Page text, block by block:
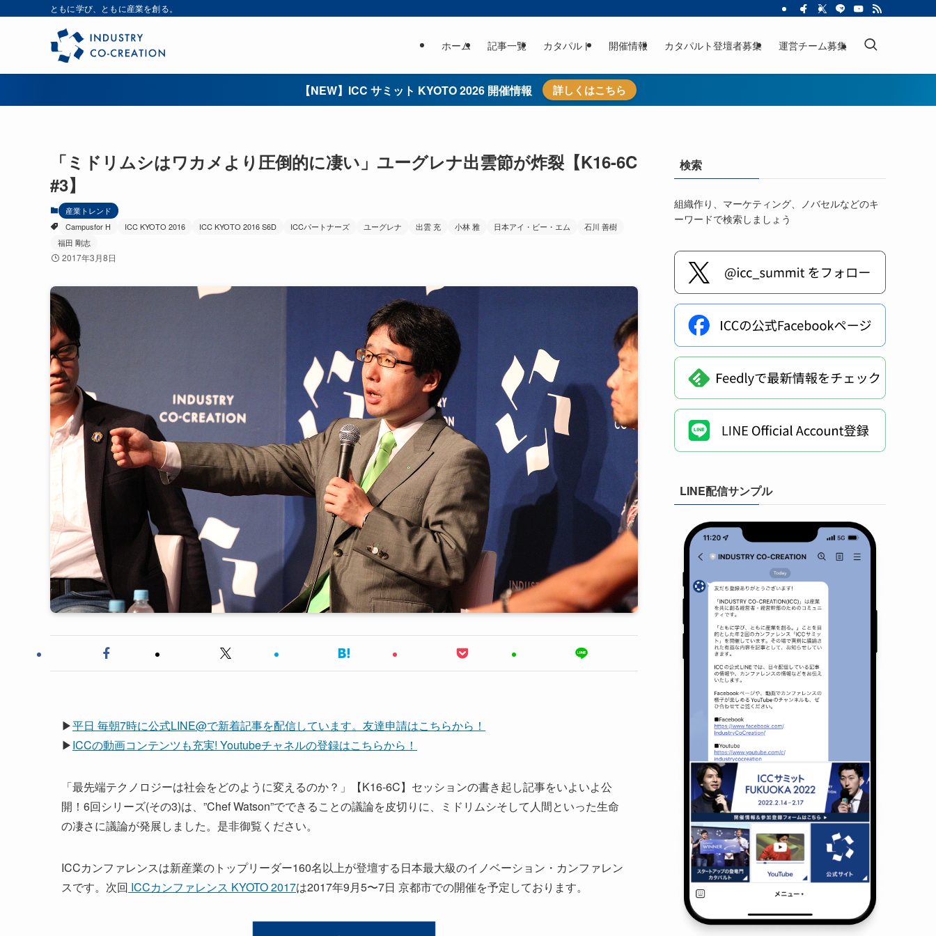
ともに学び、ともに産業を創る。
ホーム 記事一覧 カタパルト 開催情報 カタパルト登壇者募集 運営チーム募集
【NEW】ICC サミット KYOTO 2026 開催情報 詳しくはこちら
「ミドリムシはワカメより圧倒的に凄い」ユーグレナ出雲節が炸裂【K16-6C
#3】
産業トレンド
Campusfor H
ICC KYOTO 2016 ICC KYOTO 2016 S6D ICCパートナーズ ユーグレナ 出雲 充 小林 雅 日本アイ・ビー・エム
石川 善樹
福田 剛志
2017年3月8日
▶平日 毎朝7時に公式LINE@で新着記事を配信しています。友達申請はこちらから！
▶ICCの動画コンテンツも充実! Youtubeチャネルの登録はこちらから！
「最先端テクノロジーは社会をどのように変えるのか？」【K16-6C】セッションの書き起し記事をいよいよ公
開！6回シリーズ(その3)は、”Chef Watson”でできることの議論を皮切りに、ミドリムシそして人間といった生命
の凄さに議論が発展しました。是非御覧ください。
ICCカンファレンスは新産業のトップリーダー160名以上が登壇する日本最大級のイノベーション・カンファレン
スです。次回 ICCカンファレンス KYOTO 2017は2017年9月5〜7日 京都市での開催を予定しております。
検索
組織作り、マーケティング、ノバセルなどのキ
ーワードで検索しましょう
LINE配信サンプル